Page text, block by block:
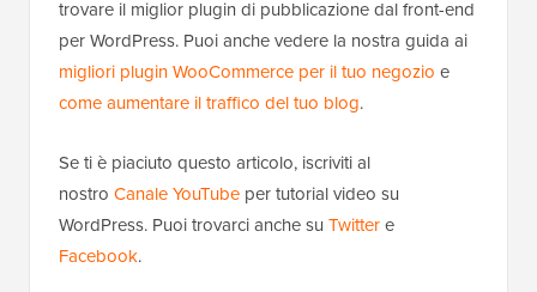
trovare il miglior plugin di pubblicazione dal front-end
per WordPress. Puoi anche vedere la nostra guida ai
migliori plugin WooCommerce per il tuo negozio e
come aumentare il traffico del tuo blog.
Se ti è piaciuto questo articolo, iscriviti al
nostro Canale YouTube per tutorial video su
WordPress. Puoi trovarci anche su Twittere
Facebook.